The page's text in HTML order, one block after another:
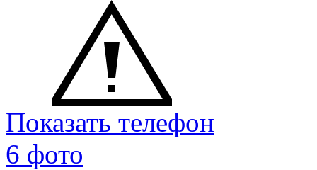
Показать телефон
6 фото